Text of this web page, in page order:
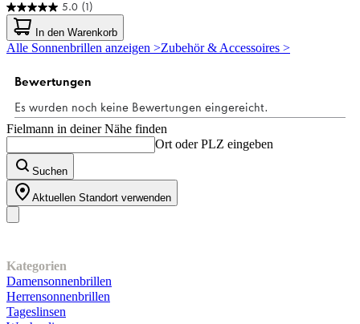
5.0 (1)
5.0
von
5
Sternen.
Bewertung
In den Warenkorb
Alle Sonnenbrillen anzeigen >Zubehör & Accessoires >
Fielmann in deiner Nähe finden
Ort oder PLZ eingeben
Suchen
Aktuellen Standort verwenden
Kategorien
Damensonnenbrillen
Herrensonnenbrillen
Tageslinsen